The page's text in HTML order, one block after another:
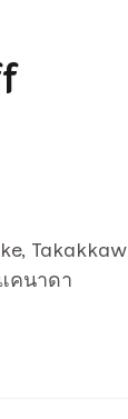
Takakkaw
คนาดา